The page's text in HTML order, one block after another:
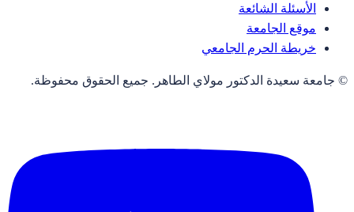
الأسئلة الشائعة
موقع الجامعة
خريطة الحرم الجامعي
© جامعة سعيدة الدكتور مولاي الطاهر. جميع الحقوق محفوظة.